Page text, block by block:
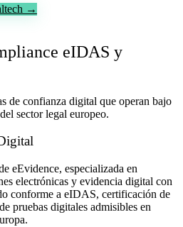
→
eIDAS y
de confianza digital que operan bajo
sector legal europeo.
eEvidence, especializada en
electrónicas y evidencia digital con
conforme a eIDAS, certificación de
pruebas digitales admisibles en